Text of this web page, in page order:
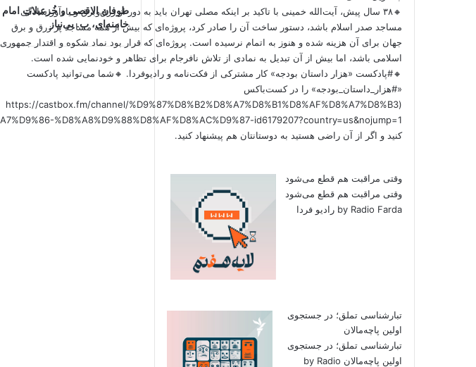
طوفان الاقصی و خُزعبلاتِ امام
خامنه‌ای، ب. بی‌نیاز
🔸۳۸ سال پیش، آیت‌الله خمینی با تاکید بر اینکه مصلی تهران باید به دور از زرق‌وبرق و یادآور سادگی
مساجد صدر اسلام باشد، دستور ساخت آن را صادر کرد، پروژه‌ای که بیش از همه مساجد پر زرق و برق
جهان برای آن هزینه شده و هنوز به اتمام نرسیده است. پروژه‌ای که قرار بود نماد شکوه و اقتدار جمهوری
اسلامی باشد، اما بیش از آن تبدیل به نمادی از تلاش نافرجام برای تظاهر و خودنمایی شده است.
🔸#پادکست «هزار داستان بودجه» کار مشترکی از فکت‌نامه و رادیوفردا. 🔸شما می‌توانید پادکست
«#هزار_داستان_بودجه» را در کست‌باکس
(https://castbox.fm/channel/%D9%87%D8%B2%D8%A7%D8%B1%D8%AF%D8%A7%D8%B3
کنید و اگر از آن راضی هستید به دوستانتان هم پیشنهاد کنید.
وقتی مراقبت هم قطع می‌شود
وقتی مراقبت هم قطع می‌شود
by Radio Farda رادیو فردا
تبارشناسی تملق؛ در جستجوی
اولین‌ پاچه‌مالان
تبارشناسی تملق؛ در جستجوی
اولین‌ پاچه‌مالان by Radio